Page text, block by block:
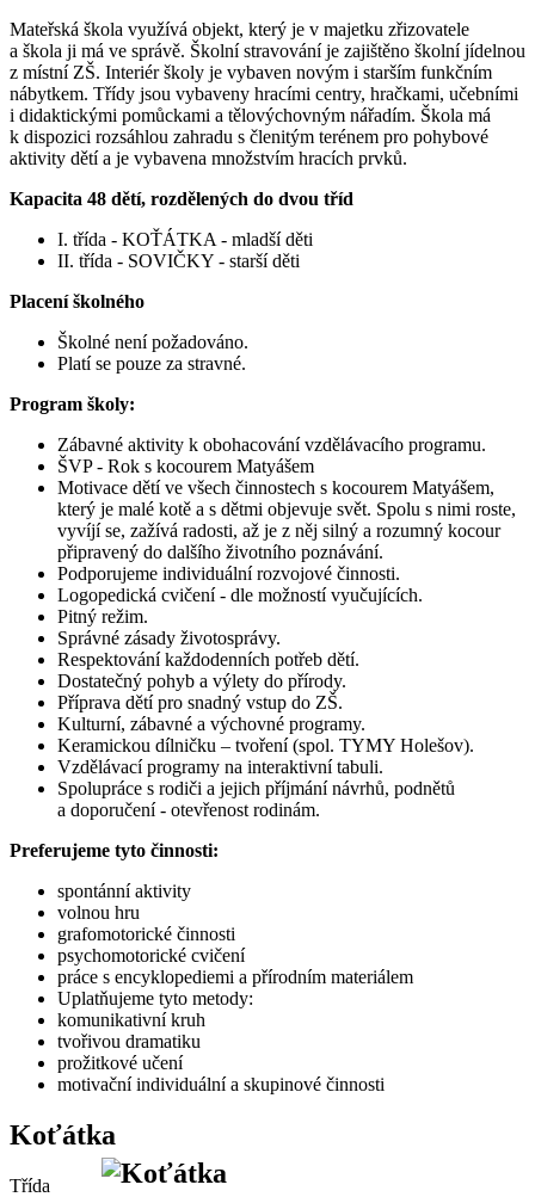
Mateřská škola využívá objekt, který je v majetku zřizovatele
a škola ji má ve správě. Školní stravování je zajištěno školní jídelnou
z místní ZŠ. Interiér školy je vybaven novým i starším funkčním
nábytkem. Třídy jsou vybaveny hracími centry, hračkami, učebními
i didaktickými pomůckami a tělovýchovným nářadím. Škola má
k dispozici rozsáhlou zahradu s členitým terénem pro pohybové
aktivity dětí a je vybavena množstvím hracích prvků.
Kapacita 48 dětí, rozdělených do dvou tříd
I. třída - KOŤÁTKA - mladší děti
II. třída - SOVIČKY - starší děti
Placení školného
Školné není požadováno.
Platí se pouze za stravné.
Program školy:
Zábavné aktivity k obohacování vzdělávacího programu.
ŠVP - Rok s kocourem Matyášem
Motivace dětí ve všech činnostech s kocourem Matyášem,
který je malé kotě a s dětmi objevuje svět. Spolu s nimi roste,
vyvíjí se, zažívá radosti, až je z něj silný a rozumný kocour
připravený do dalšího životního poznávání.
Podporujeme individuální rozvojové činnosti.
Logopedická cvičení - dle možností vyučujících.
Pitný režim.
Správné zásady životosprávy.
Respektování každodenních potřeb dětí.
Dostatečný pohyb a výlety do přírody.
Příprava dětí pro snadný vstup do ZŠ.
Kulturní, zábavné a výchovné programy.
Keramickou dílničku – tvoření (spol. TYMY Holešov).
Vzdělávací programy na interaktivní tabuli.
Spolupráce s rodiči a jejich příjmání návrhů, podnětů
a doporučení - otevřenost rodinám.
Preferujeme tyto činnosti:
spontánní aktivity
volnou hru
grafomotorické činnosti
psychomotorické cvičení
práce s encyklopediemi a přírodním materiálem
Uplatňujeme tyto metody:
komunikativní kruh
tvořivou dramatiku
prožitkové učení
motivační individuální a skupinové činnosti
Koťátka
Třída